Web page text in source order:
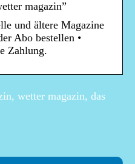
magazin”
und ältere Magazine
Abo bestellen •
Zahlung.
wetter magazin, das